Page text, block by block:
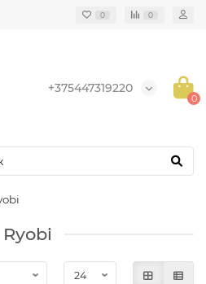
0 0
+375447319220
0